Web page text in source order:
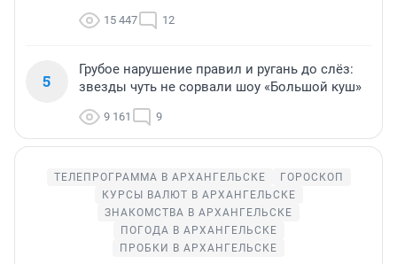
15 447 12
5
Грубое нарушение правил и ругань до слёз:
звезды чуть не сорвали шоу «Большой куш»
9 161 9
ТЕЛЕПРОГРАММА В АРХАНГЕЛЬСКЕ
ГОРОСКОП
КУРСЫ ВАЛЮТ В АРХАНГЕЛЬСКЕ
ЗНАКОМСТВА В АРХАНГЕЛЬСКЕ
ПОГОДА В АРХАНГЕЛЬСКЕ
ПРОБКИ В АРХАНГЕЛЬСКЕ